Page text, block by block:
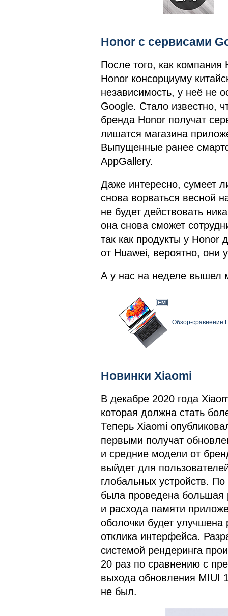
Honor с сервисами
После того, как
Honor консорциуму
независимость, у неё не
Google. Стало известно,
бренда Honor получат
лишатся магазина
Выпущенные ранее
AppGallery.
Даже интересно, сумеет
снова ворваться весной
не будет действовать
она снова сможет
так как продукты у
от Huawei, вероятно, они
А у нас на неделе вышел
Обзор-сравнение
Новинки Xiaomi
В декабре 2020 года
которая должна стать
Теперь Xiaomi
первыми получат
и средние модели от
выйдет для
глобальных устройств.
была проведена большая
и расхода памяти
оболочки будет
отклика интерфейса.
системой рендеринга
20 раз по сравнению с
выхода обновления MIUI
не был.